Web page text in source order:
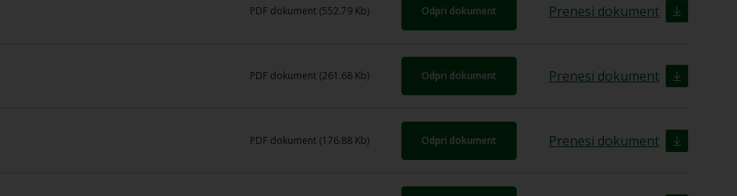
PDF dokument (552.79 Kb) Odpri dokument Prenesi dokument
PDF dokument (261.68 Kb) Odpri dokument Prenesi dokument
PDF dokument (176.88 Kb) Odpri dokument Prenesi dokument